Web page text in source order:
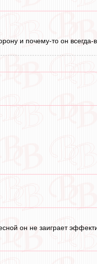
и почему-то он всегда-
он не заиграет